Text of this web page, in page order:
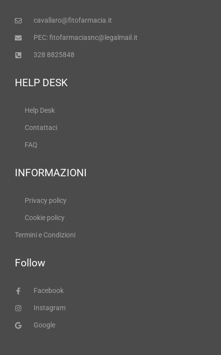
cavallaro@fitofarmacia.it
PEC: fitofarmaciasnc@legalmail.it
328 8825848
HELP DESK
Help Desk
Contattaci
FAQ
INFORMAZIONI
Privacy policy
Cookie policy
Termini e Condizioni
Follow
Facebook
Instagram
Google